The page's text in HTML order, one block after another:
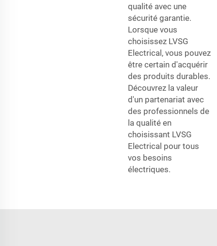
qualité avec une
sécurité garantie.
Lorsque vous
choisissez LVSG
Electrical, vous pouvez
être certain d'acquérir
des produits durables.
Découvrez la valeur
d'un partenariat avec
des professionnels de
la qualité en
choisissant LVSG
Electrical pour tous
vos besoins
électriques.